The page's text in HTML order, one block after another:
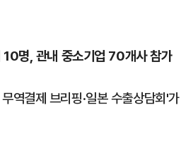
명, 관내 중소기업 70개사 참가
역결제 브리핑·일본 수출상담회'